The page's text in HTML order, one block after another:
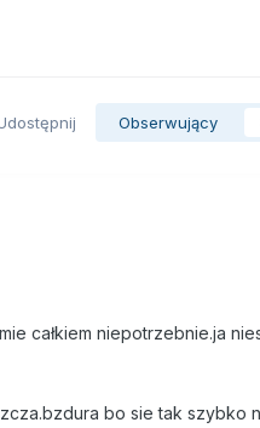
Obserwujący
całkiem niepotrzebnie.ja
bo sie tak szybko